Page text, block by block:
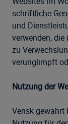
schriftliche
und
verwenden,
zu
verunglimpft
Nutzung der
Verisk gewährt